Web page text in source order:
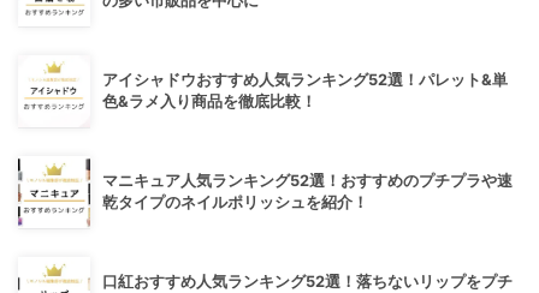
アイシャドウおすすめ人気ランキング52選！パレット&単
色&ラメ入り商品を徹底比較！
マニキュア人気ランキング52選！おすすめのプチプラや速
乾タイプのネイルポリッシュを紹介！
口紅おすすめ人気ランキング52選！落ちないリップをプチ